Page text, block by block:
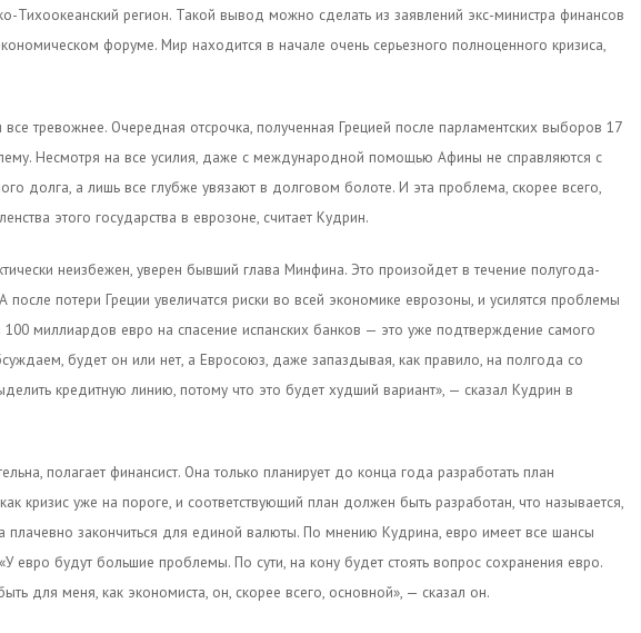
Тихоокеанский регион. Такой вывод можно сделать из заявлений экс-министра финансов
форуме. Мир находится в начале очень серьезного полноценного кризиса,
все тревожнее. Очередная отсрочка, полученная Грецией после парламентских выборов 17
Несмотря на все усилия, даже с международной помощью Афины не справляются с
долга, а лишь все глубже увязают в долговом болоте. И эта проблема, скорее всего,
этого государства в еврозоне, считает Кудрин.
неизбежен, уверен бывший глава Минфина. Это произойдет в течение полугода-
потери Греции увеличатся риски во всей экономике еврозоны, и усилятся проблемы
миллиардов евро на спасение испанских банков — это уже подтверждение самого
будет он или нет, а Евросоюз, даже запаздывая, как правило, на полгода со
кредитную линию, потому что это будет худший вариант», — сказал Кудрин в
полагает финансист. Она только планирует до конца года разработать план
кризис уже на пороге, и соответствующий план должен быть разработан, что называется,
плачевно закончиться для единой валюты. По мнению Кудрина, евро имеет все шансы
евро будут большие проблемы. По сути, на кону будет стоять вопрос сохранения евро.
для меня, как экономиста, он, скорее всего, основной», — сказал он.